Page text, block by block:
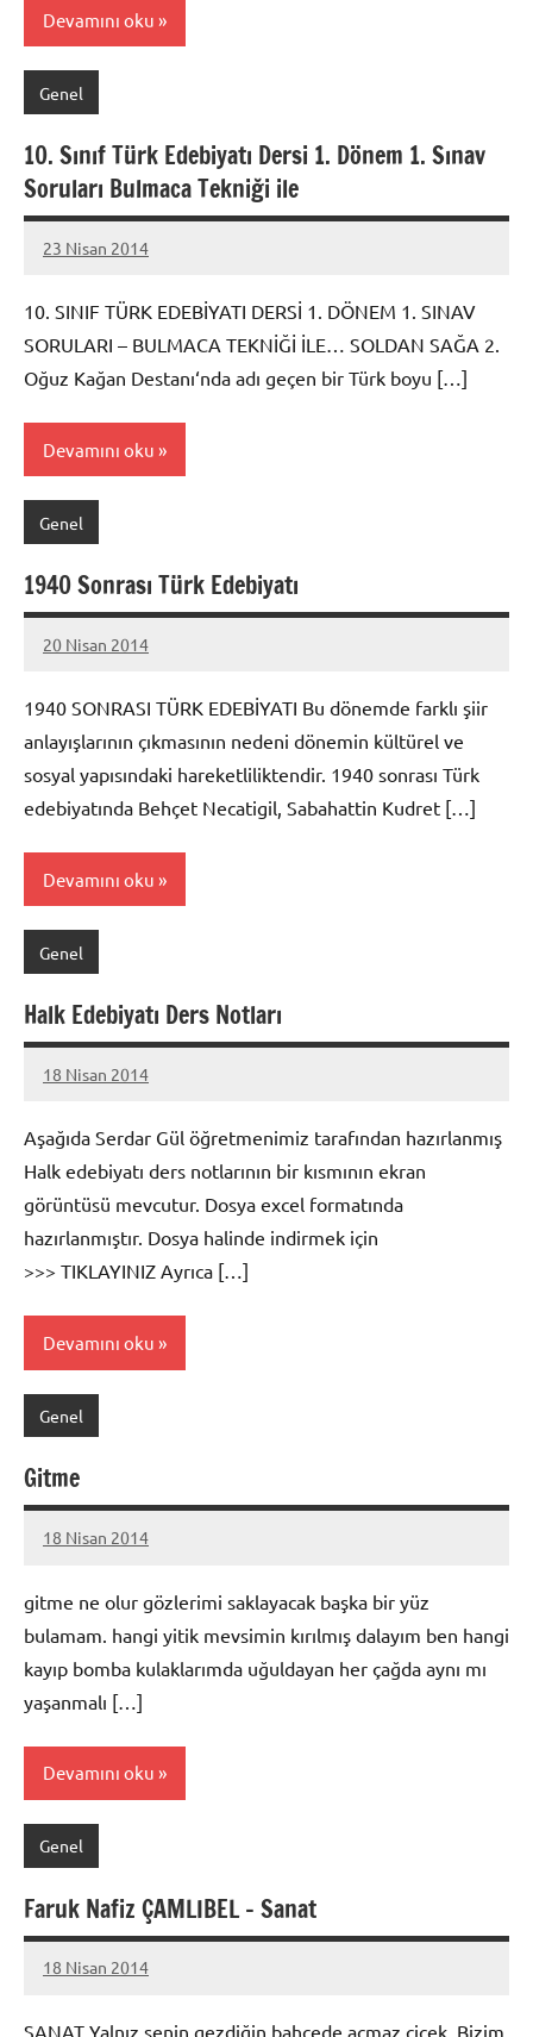
Devamını oku
Genel
10. Sınıf Türk Edebiyatı Dersi 1. Dönem 1. Sınav
Soruları Bulmaca Tekniği ile
23 Nisan 2014
admin
10. SINIF TÜRK EDEBİYATI DERSİ 1. DÖNEM 1. SINAV
SORULARI – BULMACA TEKNİĞİ İLE… SOLDAN SAĞA 2.
Oğuz Kağan Destanı‘nda adı geçen bir Türk boyu […]
Devamını oku
Genel
1940 Sonrası Türk Edebiyatı
20 Nisan 2014
admin
1940 SONRASI TÜRK EDEBİYATI Bu dönemde farklı şiir
anlayışlarının çıkmasının nedeni dönemin kültürel ve
sosyal yapısındaki hareketliliktendir. 1940 sonrası Türk
edebiyatında Behçet Necatigil, Sabahattin Kudret […]
Devamını oku
Genel
Halk Edebiyatı Ders Notları
18 Nisan 2014
admin
Aşağıda Serdar Gül öğretmenimiz tarafından hazırlanmış
Halk edebiyatı ders notlarının bir kısmının ekran
görüntüsü mevcutur. Dosya excel formatında
hazırlanmıştır. Dosya halinde indirmek için
>>> TIKLAYINIZ Ayrıca […]
Devamını oku
Genel
Gitme
18 Nisan 2014
admin
gitme ne olur gözlerimi saklayacak başka bir yüz
bulamam. hangi yitik mevsimin kırılmış dalayım ben hangi
kayıp bomba kulaklarımda uğuldayan her çağda aynı mı
yaşanmalı […]
Devamını oku
Genel
Faruk Nafiz ÇAMLIBEL – Sanat
18 Nisan 2014
admin
SANAT Yalnız senin gezdiğin bahçede açmaz çiçek, Bizim